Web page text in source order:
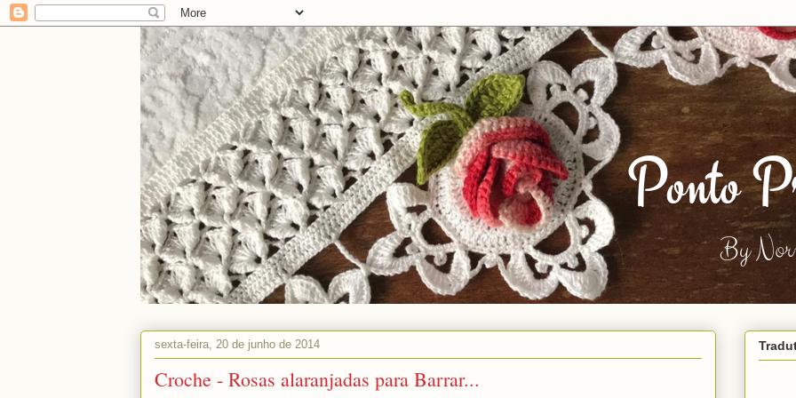
sexta-feira, 20 de junho de 2014
Croche - Rosas alaranjadas para Barrar...